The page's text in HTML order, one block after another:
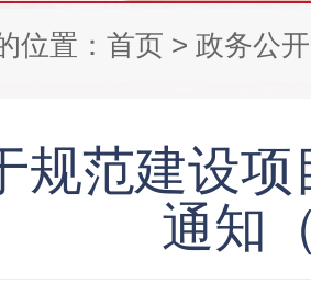
位置： 首页 > 政务公开
规范建设
通知